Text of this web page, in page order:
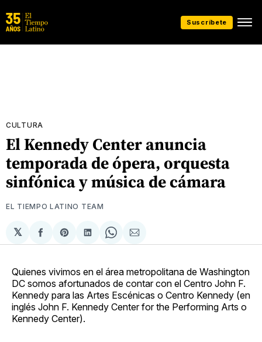
Suscríbete
CULTURA
El Kennedy Center anuncia
temporada de ópera, orquesta
sinfónica y música de cámara
EL TIEMPO LATINO TEAM
𝕏
Compartir
en
Share
on
Compartir
en
Share
on
Compartir
via
Quienes vivimos en el área metropolitana de Washington
DC somos afortunados de contar con el Centro John F.
Kennedy para las Artes Escénicas o Centro Kennedy (en
inglés John F. Kennedy Center for the Performing Arts o
Kennedy Center).